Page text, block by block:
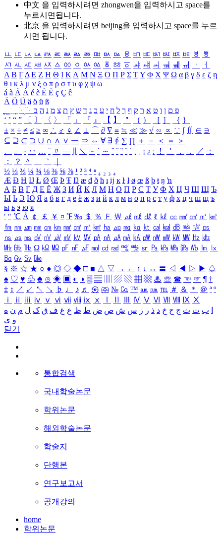
中文 을 입력하시려면 zhongwen을 입력하시고 space를
누르시면됩니다.
北京 을 입력하시려면 beijing을 입력하시고 space를 누르
시면 됩니다.
ㅥ ㅦ ㅧ ㅨ ㅩ ㅪ ㅫ ㅬ ㅭ ㅮ ㅯ ㅰ ㅱ ㅲ ㅳ ㅴ ㅵ ㅶ ㅷ ㅸ
ㅹ
ㅺ ㅻ ㅼ ㅽ ㅾ ㅿ ㆀ ㆁ ㆂ ㆃ ㆄ ㆅ ㆆ ㆇ ㆈ ㆉ ㆊ ㆋ ㆌ ㆍ
ㆎ
Α Β ΓΔ Ε Ζ Η Θ Ι ΚΛ Μ Ν Ξ Ο Π Ρ Σ ΤΥ Φ Χ Ψ Ω α β γ δ ε ζ η
θ ι κ λ μ ν ξ ο π ρ σ τ υ φ χ ψ ω
á à Á À é è É È ç Ç ê
Ä Ö Ü ä ö ü ß
ִֶֹ ֻּ ׁׂ פ ם ן ו ט א ר ק ף ך ל ח י ע כ ג ד ש ץ ת צ מ נ ה ב
‘ ’ “ ” 〔 〕 〈 〉 「 」 『 』 【 】 ＂ （ ） ［ ］ ｛ ｝
± × ÷ ≠ ≤ ≥ ∞ ∴ ♂ ♀ ∠ ⊥ ⌒ ∂ ∇ ≡ ≒ ≪ ≫ √ ∽ ∝ ∵ ∫ ∬ ∈ ∋
⊆ ⊇ ⊂ ⊃ ∪ ∩ ∧ ∨ ￢ ⇒ ⇔ ∀ ∃ ∮ ∑ ∏ ＋ － ＜ ＝
＞
、
。 · ‥ … ¨ 〃 ― ＼ ∼ ´ ～ ˇ ˘ ˝ ˚ ˙ ¸ ¡ ¿ ː ！ ＇ ， ． ／
：
；
？ ＾ ｀
½ ⅓ ⅔ ¼ ¾ ⅛ ⅜ ⅝ ⅞ ¹ ² ³ ⁴ ⁿ ₁ ₂ ₃ ₄
Æ Ð Ħ Ĳ Ł Ø Œ Þ Ŧ Ŋ æ đ ð ħ ı ĳ ĸ ŀ ł ø œ ß þ ŧ ŋ ŉ
А Б В Г Д Е Ё Ж З И Й К Л М Н О П Р С Т У Ф Х Ц Ч Ш Щ Ъ
Ы Ь Э Ю Я а б в г д е ё ж з и й к л м н о п р с т у ф х ц ч ш щ ъ
ы ь э ю я
′ ″ ℃ Å ￠ ￡ ￥ ¤ ℉ ‰ ＄ ％ Ｆ ￦ ㎕ ㎖ ㎗ ℓ ㎘ ㏄ ㎣ ㎤ ㎥ ㎦
㎙ ㎚ ㎛ ㎜ ㎝ ㎞ ㎟ ㎠ ㎡ ㎢ ㏊ ㎍ ㎎ ㎏ ㏏ ㎈ ㎉ ㏈ ㎧ ㎨ ㎰
㎱ ㎲ ㎳ ㎴ ㎵ ㎶ ㎷ ㎸ ㎹ ㎀ ㎁ ㎂ ㎃ ㎄ ㎺ ㎻ ㎽ ㎾ ㎿ ㎐ ㎑
㎒ ㎓ ㎔ Ω ㏀ ㏁ ㎊ ㎋ ㎌ ㏖ ㏅ ㎭ ㎮ ㎯ ㏛ ㎩ ㎪ ㎫ ㎬ ㏝ ㏐
㏓
㏃ ㏉ ㏜ ㏆
§ ※ ☆ ★ ○ ● ◎ ◇ ◆ □ ■ △ ▽ → ← ↑ ↓ ↔ 〓 ◁ ◀ ▷ ▶ ♤
♠ ♡ ♥ ♧ ♣ ⊙ ◈ ▣ ◐ ◑ ▒ ▤ ▨ ▧ ▦ ▩ ♨ ☏ ☎ ☜ ☞ ¶ †
‡ ↕ ↗ ↙ ↖ ↘ ♭ ♩ ♪ ♬ ㉿ ㈜ № ㏇ ™ ㏂ ㏘ ℡ ＃ ＆ ＊ ＠ ª º
ⅰ
ⅱ ⅲ ⅳ ⅴ ⅵ ⅶ ⅷ ⅸ ⅹ Ⅳ Ⅴ Ⅵ Ⅶ Ⅷ Ⅸ Ⅹ
ب ت ث ج ح خ د ذ ر ز س ش ص ض ط ظ ع غ ف ق ک ل م ن ه
و ی
닫기
통합검색
국내학술논문
학위논문
해외학술논문
학술지
단행본
연구보고서
공개강의
home
학위논문